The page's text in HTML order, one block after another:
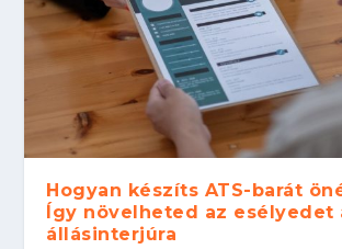
Hogyan készíts ATS-barát
Így növelheted az esélyedet
állásinterjúra